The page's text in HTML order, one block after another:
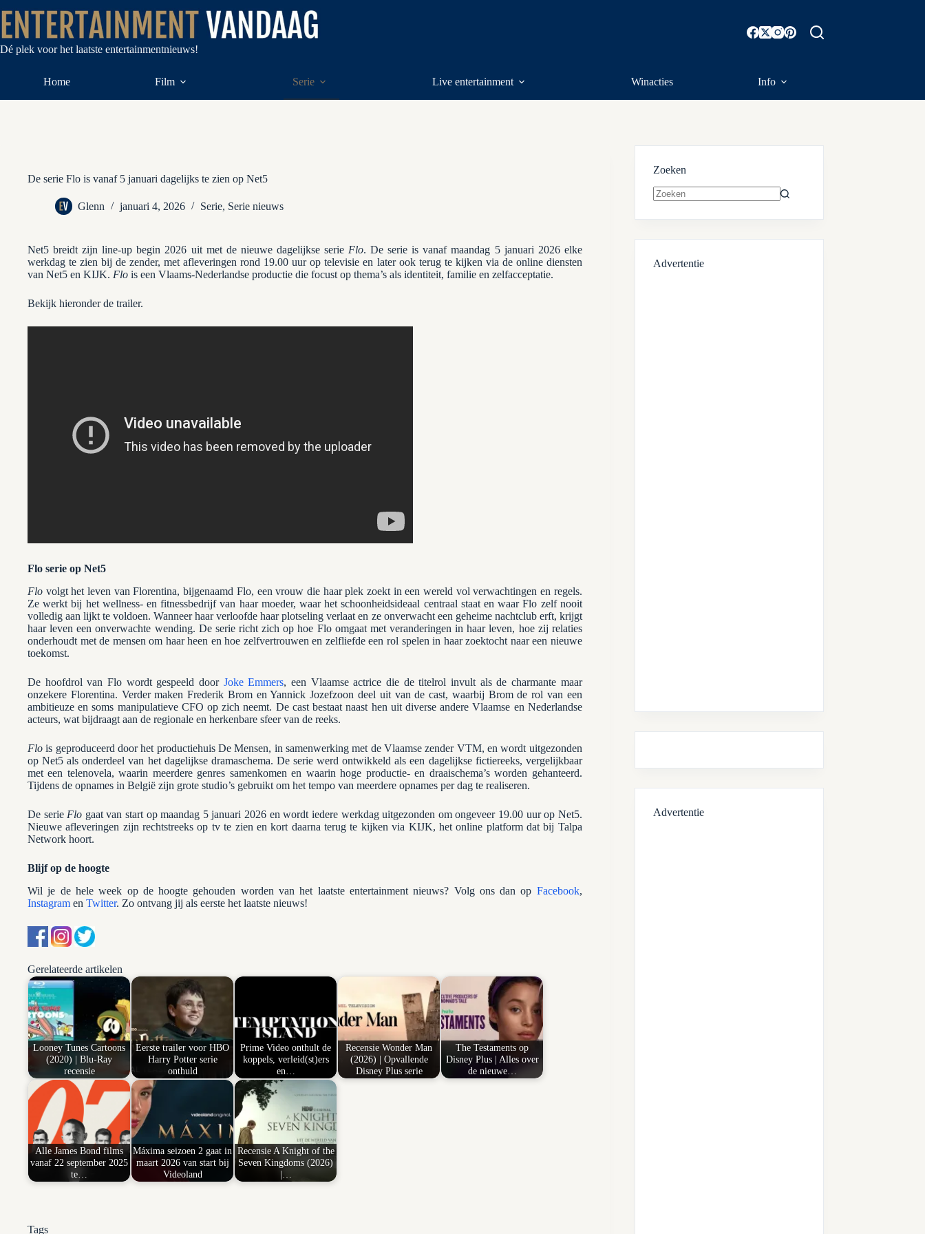
naar
de
inhoud
Dé plek voor het laatste entertainmentnieuws!
Home Film Serie Live entertainment Winacties Info
De serie Flo is vanaf 5 januari dagelijks te zien op Net5
Glenn januari 4, 2026 Serie, Serie nieuws
Net5 breidt zijn line-up begin 2026 uit met de nieuwe dagelijkse serie Flo. De serie is vanaf maandag 5 januari 2026 elke
werkdag te zien bij de zender, met afleveringen rond 19.00 uur op televisie en later ook terug te kijken via de online diensten
van Net5 en KIJK. Flo is een Vlaams-Nederlandse productie die focust op thema’s als identiteit, familie en zelfacceptatie.
Bekijk hieronder de trailer.
Flo serie op Net5
Flo volgt het leven van Florentina, bijgenaamd Flo, een vrouw die haar plek zoekt in een wereld vol verwachtingen en regels.
Ze werkt bij het wellness- en fitnessbedrijf van haar moeder, waar het schoonheidsideaal centraal staat en waar Flo zelf nooit
volledig aan lijkt te voldoen. Wanneer haar verloofde haar plotseling verlaat en ze onverwacht een geheime nachtclub erft, krijgt
haar leven een onverwachte wending. De serie richt zich op hoe Flo omgaat met veranderingen in haar leven, hoe zij relaties
onderhoudt met de mensen om haar heen en hoe zelfvertrouwen en zelfliefde een rol spelen in haar zoektocht naar een nieuwe
toekomst.
De hoofdrol van Flo wordt gespeeld door Joke Emmers, een Vlaamse actrice die de titelrol invult als de charmante maar
onzekere Florentina. Verder maken Frederik Brom en Yannick Jozefzoon deel uit van de cast, waarbij Brom de rol van een
ambitieuze en soms manipulatieve CFO op zich neemt. De cast bestaat naast hen uit diverse andere Vlaamse en Nederlandse
acteurs, wat bijdraagt aan de regionale en herkenbare sfeer van de reeks.
Flo is geproduceerd door het productiehuis De Mensen, in samenwerking met de Vlaamse zender VTM, en wordt uitgezonden
op Net5 als onderdeel van het dagelijkse dramaschema. De serie werd ontwikkeld als een dagelijkse fictiereeks, vergelijkbaar
met een telenovela, waarin meerdere genres samenkomen en waarin hoge productie- en draaischema’s worden gehanteerd.
Tijdens de opnames in België zijn grote studio’s gebruikt om het tempo van meerdere opnames per dag te realiseren.
De serie Flo gaat van start op maandag 5 januari 2026 en wordt iedere werkdag uitgezonden om ongeveer 19.00 uur op Net5.
Nieuwe afleveringen zijn rechtstreeks op tv te zien en kort daarna terug te kijken via KIJK, het online platform dat bij Talpa
Network hoort.
Blijf op de hoogte
Wil je de hele week op de hoogte gehouden worden van het laatste entertainment nieuws? Volg ons dan op Facebook,
Instagram en Twitter. Zo ontvang jij als eerste het laatste nieuws!
Gerelateerde artikelen
Looney Tunes Cartoons
(2020) | Blu-Ray
recensie
Eerste trailer voor HBO
Harry Potter serie
onthuld
Prime Video onthult de
koppels, verleid(st)ers
en…
Recensie Wonder Man
(2026) | Opvallende
Disney Plus serie
The Testaments op
Disney Plus | Alles over
de nieuwe…
Alle James Bond films
vanaf 22 september 2025
te…
Máxima seizoen 2 gaat in
maart 2026 van start bij
Videoland
Recensie A Knight of the
Seven Kingdoms (2026)
|…
Tags
Zoeken
resultaten
Advertentie
Advertentie